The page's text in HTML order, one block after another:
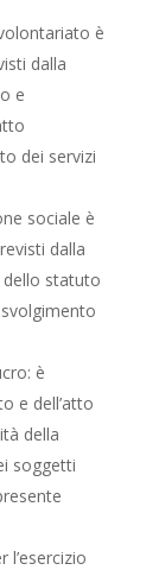
è
dalla
e
dei servizi
sociale è
dalla
dello statuto
è
e dell’atto
della
soggetti
l’esercizio